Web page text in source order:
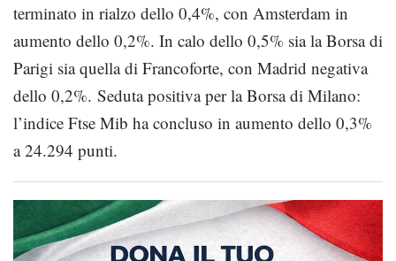
terminato in rialzo dello 0,4%, con Amsterdam in
aumento dello 0,2%. In calo dello 0,5% sia la Borsa di
Parigi sia quella di Francoforte, con Madrid negativa
dello 0,2%. Seduta positiva per la Borsa di Milano:
l’indice Ftse Mib ha concluso in aumento dello 0,3%
a 24.294 punti.